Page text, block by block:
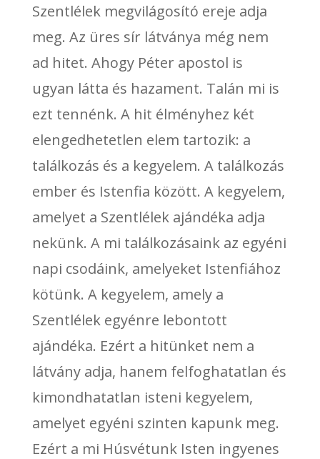
Szentlélek megvilágosító ereje adja
meg. Az üres sír látványa még nem
ad hitet. Ahogy Péter apostol is
ugyan látta és hazament. Talán mi is
ezt tennénk. A hit élményhez két
elengedhetetlen elem tartozik: a
találkozás és a kegyelem. A találkozás
ember és Istenfia között. A kegyelem,
amelyet a Szentlélek ajándéka adja
nekünk. A mi találkozásaink az egyéni
napi csodáink, amelyeket Istenfiához
kötünk. A kegyelem, amely a
Szentlélek egyénre lebontott
ajándéka. Ezért a hitünket nem a
látvány adja, hanem felfoghatatlan és
kimondhatatlan isteni kegyelem,
amelyet egyéni szinten kapunk meg.
Ezért a mi Húsvétunk Isten ingyenes